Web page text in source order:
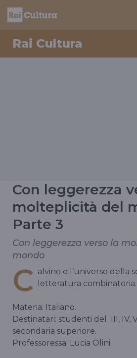
Rai Cultura
Con leggerezza
molteplicità del
Parte 3
Con leggerezza verso la
mondo
C alvino e l’universo della
letteratura
Materia: Italiano.
Destinatari: studenti del
III, IV,
secondaria superiore.
Professoressa: Lucia Olini.